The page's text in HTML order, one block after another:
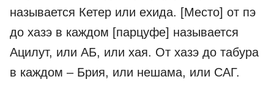
называется Кетер или ехида. [Место] от пэ
до хазэ в каждом [парцуфе] называется
Ацилут, или АБ, или хая. От хазэ до табура
в каждом – Брия, или нешама, или САГ.